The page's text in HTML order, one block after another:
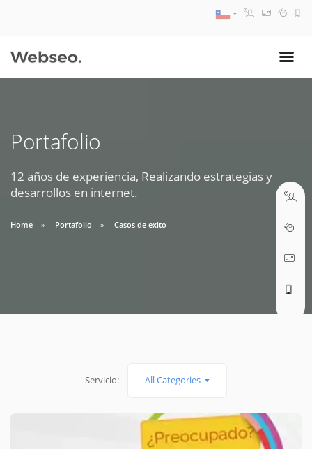
Portafolio
12 años de experiencia, Realizando estrategias y
desarrollos en internet.
Home Portafolio Casos de exito
Servicio: All Categories
09:30 AM A 18:30 PM
soporte@webseo.cl